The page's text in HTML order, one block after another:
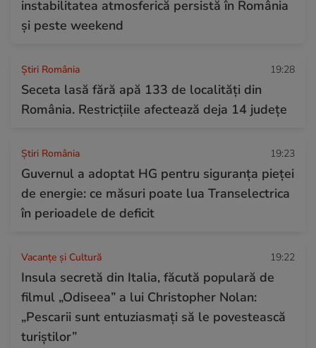
instabilitatea atmosferică persistă în România
și peste weekend
Știri România 19:28
Seceta lasă fără apă 133 de localități din
România. Restricțiile afectează deja 14 județe
Știri România 19:23
Guvernul a adoptat HG pentru siguranța pieței
de energie: ce măsuri poate lua Transelectrica
în perioadele de deficit
Vacanțe și Cultură 19:22
Insula secretă din Italia, făcută populară de
filmul „Odiseea” a lui Christopher Nolan:
„Pescarii sunt entuziasmați să le povestească
turiștilor”